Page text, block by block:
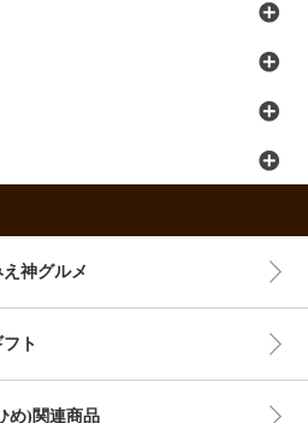
神グルメ
ト
め)関連商品